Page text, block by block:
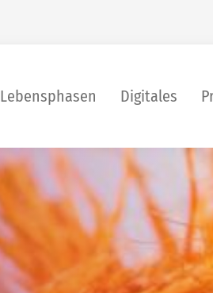
Lebensphasen Digitales